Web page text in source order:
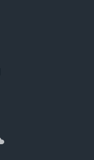
SoundCloud